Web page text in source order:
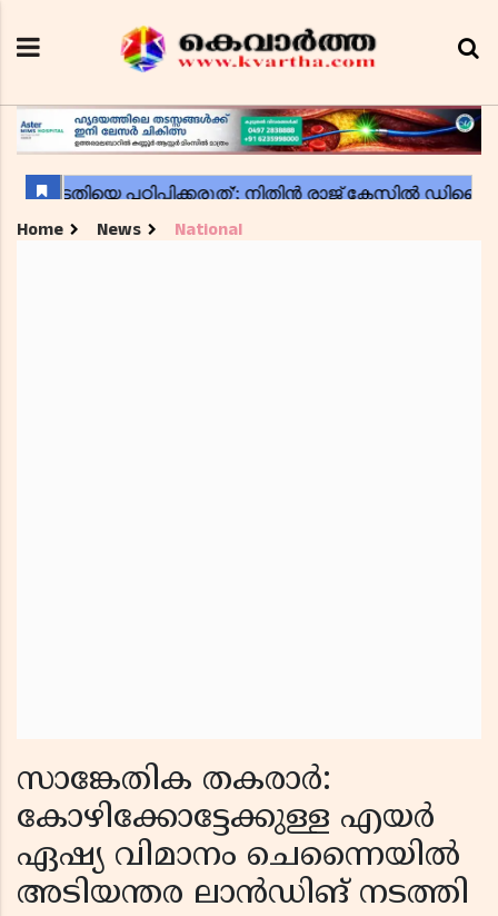
Home News National
സാങ്കേതിക തകരാര്‍:
കോഴിക്കോട്ടേക്കുള്ള എയര്‍
ഏഷ്യ വിമാനം ചെന്നൈയിൽ
അടിയന്തര ലാൻഡിങ് നടത്തി